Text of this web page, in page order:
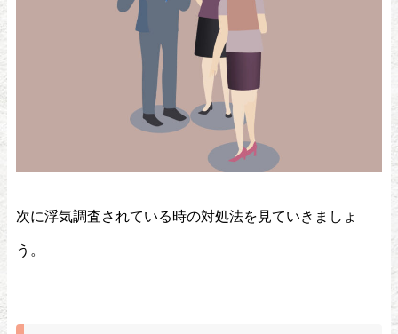
次に浮気調査されている時の対処法を見ていきましょ
う。